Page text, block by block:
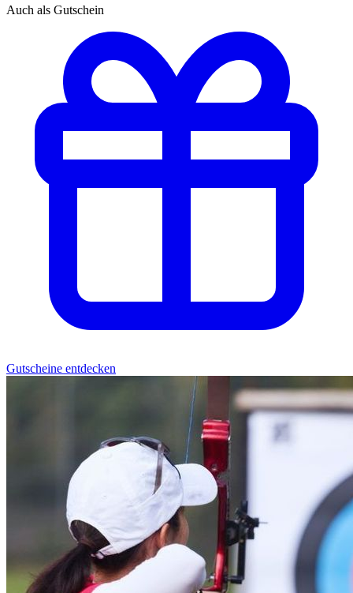
Auch als Gutschein
Gutscheine entdecken